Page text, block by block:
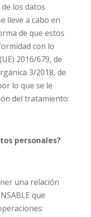
los datos
lleve a cabo en
de que estos
con lo
2016/679, de
3/2018, de
lo que se le
del tratamiento:
personales?
una relación
que